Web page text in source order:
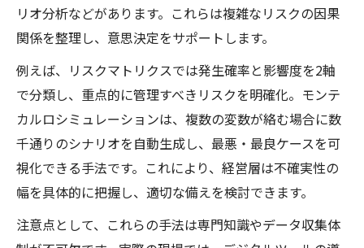
リオ分析などがあります。これらは複雑なリスクの因果
関係を整理し、意思決定をサポートします。
例えば、リスクマトリクスでは発生確率と影響度を2軸
で分類し、重点的に管理すべきリスクを明確化。モンテ
カルロシミュレーションは、複数の変数が絡む場合に数
千通りのシナリオを自動生成し、最悪・最良ケースを可
視化できる手法です。これにより、経営層は不確実性の
幅を具体的に把握し、適切な備えを検討できます。
注意点として、これらの手法は専門知識やデータ収集体